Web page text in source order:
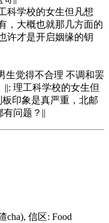
科学校的女生但凡想
，大概也就那几方面的
许才是开启姻缘的钥
生觉得不合理 不调和罢
||: 理工科学校的女生但
印象是真严重，北邮
问题？||
cha), 信区: Food